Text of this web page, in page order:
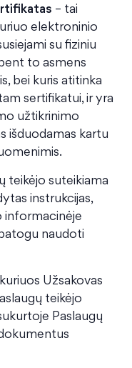
– tai
elektroninio
su fiziniu
to asmens
bei kuris atitinka
sertifikatui, ir yra
užtikrinimo
išduodamas kartu
teikėjo suteikiama
instrukcijas,
informacinėje
naudoti
Užsakovas
teikėjo
Paslaugų